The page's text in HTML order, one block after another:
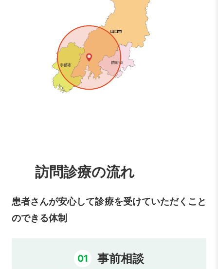
訪問診療の流れ
患者さんが安心して診療を受けていただくこと
のできる体制
01 事前相談